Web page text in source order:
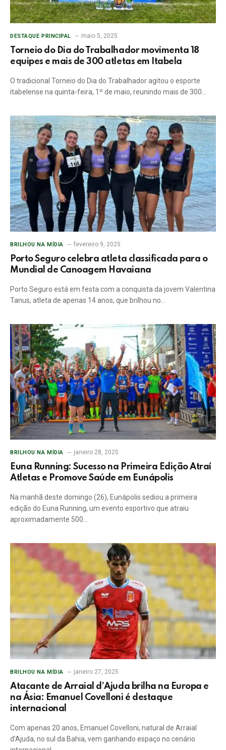
DESTAQUE PRINCIPAL maio 5, 2025
Torneio do Dia do Trabalhador movimenta 18
equipes e mais de 300 atletas em Itabela
O tradicional Torneio do Dia do Trabalhador agitou o esporte
itabelense na quinta-feira, 1º de maio, reunindo mais de 300…
BRILHOU NA MÍDIA fevereiro 9, 2025
Porto Seguro celebra atleta classificada para o
Mundial de Canoagem Havaiana
Porto Seguro está em festa com a conquista da jovem Valentina
Tanus, atleta de apenas 14 anos, que brilhou no…
BRILHOU NA MÍDIA janeiro 28, 2025
Euna Running: Sucesso na Primeira Edição Atraí
Atletas e Promove Saúde em Eunápolis
Na manhã deste domingo (26), Eunápolis sediou a primeira
edição do Euna Running, um evento esportivo que atraiu
aproximadamente 500…
BRILHOU NA MÍDIA janeiro 27, 2025
Atacante de Arraial d’Ajuda brilha na Europa e
na Ásia: Emanuel Covelloni é destaque
internacional
Com apenas 20 anos, Emanuel Covelloni, natural de Arraial
d’Ajuda, no sul da Bahia, vem ganhando espaço no cenário